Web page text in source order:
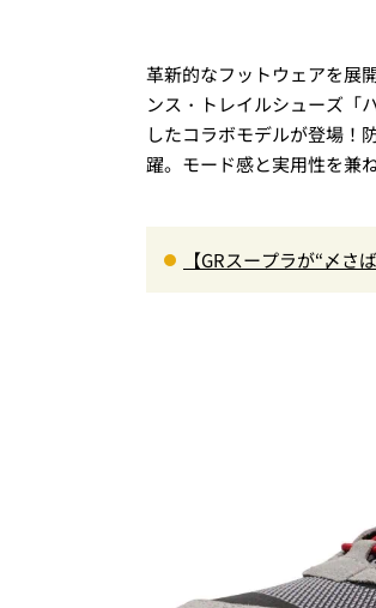
革新的なフットウェアを展
ンス・トレイルシューズ「
したコラボモデルが登場！
躍。モード感と実用性を兼
【GRスープラが“〆